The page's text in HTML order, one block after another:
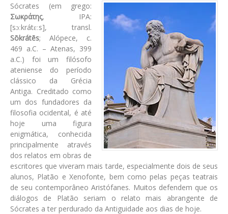
Sócrates (em grego:
Σωκράτης, IPA:
[sɔːkrátɛːs], transl.
Sōkrátēs; Alópece, c.
469 a.C. – Atenas, 399
a.C.) foi um filósofo
ateniense do período
clássico da Grécia
Antiga. Creditado como
um dos fundadores da
filosofia ocidental, é até
hoje uma figura
enigmática, conhecida
principalmente através
dos relatos em obras de
escritores que viveram mais tarde, especialmente dois de seus
alunos, Platão e Xenofonte, bem como pelas peças teatrais
de seu contemporâneo Aristófanes. Muitos defendem que os
diálogos de Platão seriam o relato mais abrangente de
Sócrates a ter perdurado da Antiguidade aos dias de hoje.